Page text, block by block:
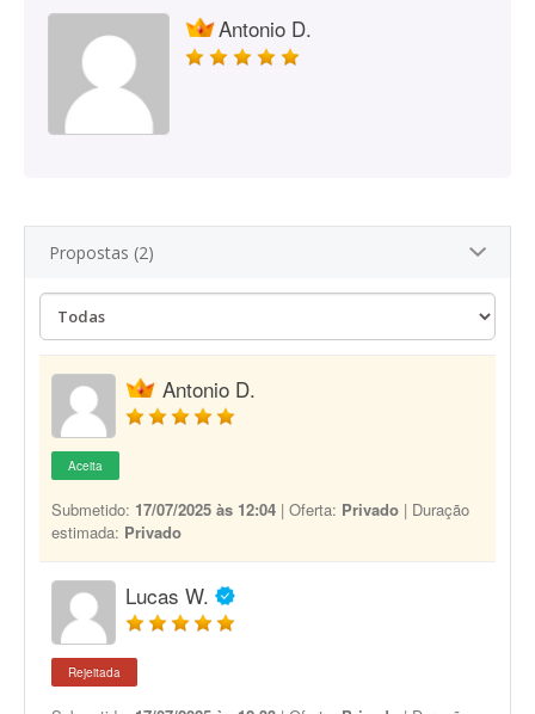
Antonio D.
Propostas (2)
Antonio D.
Aceita
Submetido: 17/07/2025 às 12:04 | Oferta: Privado | Duração
estimada: Privado
Lucas W.
Rejeitada